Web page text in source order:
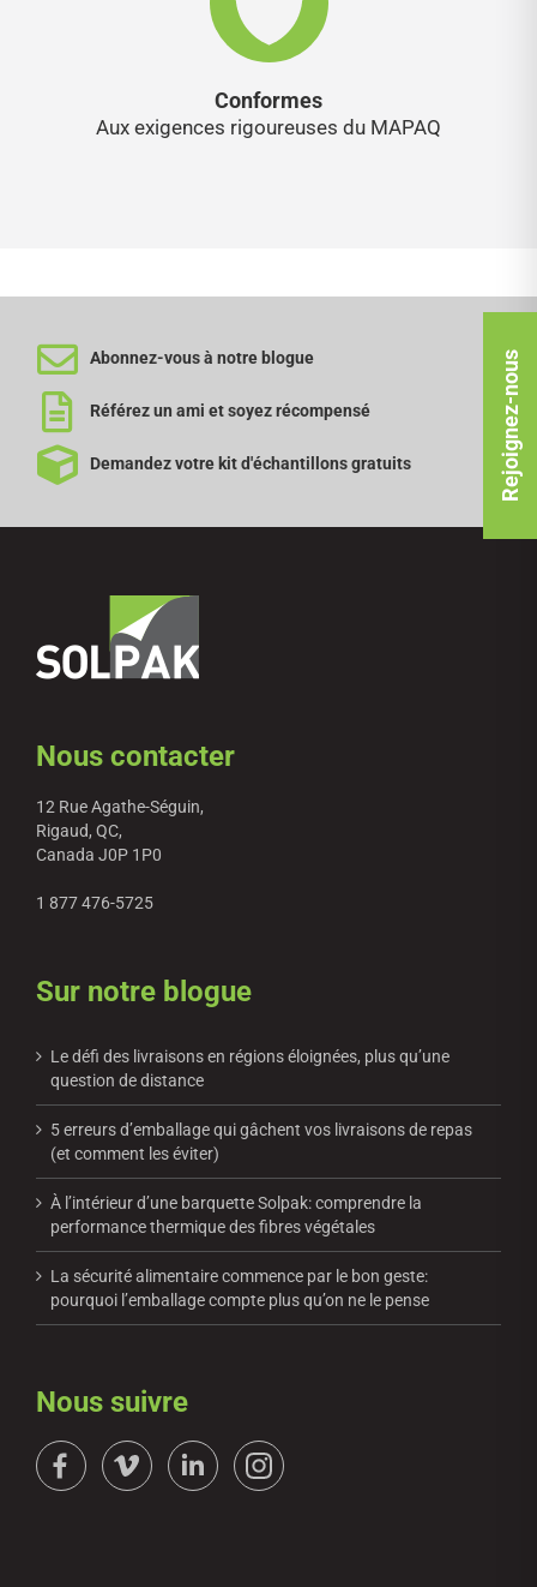
Conformes
Aux exigences rigoureuses du MAPAQ
Rejoignez-nous
Abonnez-vous à notre blogue
Référez un ami et soyez récompensé
Demandez votre kit d'échantillons gratuits
Nous contacter
12 Rue Agathe-Séguin,
Rigaud, QC,
Canada J0P 1P0
1 877 476-5725
Sur notre blogue
Le défi des livraisons en régions éloignées, plus qu’une
question de distance
5 erreurs d’emballage qui gâchent vos livraisons de repas
(et comment les éviter)
À l’intérieur d’une barquette Solpak: comprendre la
performance thermique des fibres végétales
La sécurité alimentaire commence par le bon geste:
pourquoi l’emballage compte plus qu’on ne le pense
Nous suivre